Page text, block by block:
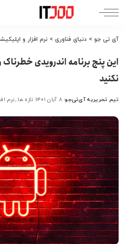
آی تی جو > دنیای فناوری > نرم افزار و
این پنج برنامه اندرویدی
نکنید
ارسال
توسط
تیم تحریریه آی‌تی‌جو ۸ آبان ۱۴۰۱ تازه ها نرم